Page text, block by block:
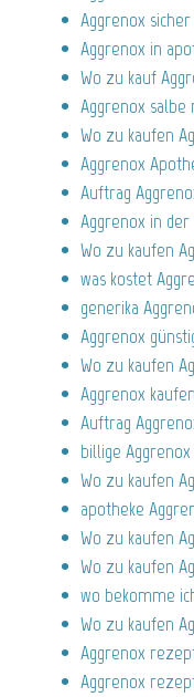
Aggrenox
Aggrenox in
Wo zu kauf
Aggrenox
Wo zu kaufen
Aggrenox
Auftrag
Aggrenox in
Wo zu kaufen
was kostet
generika
Aggrenox
Wo zu kaufen
Aggrenox
Auftrag
billige Aggrenox
Wo zu kaufen
apotheke
Wo zu kaufen
Wo zu kaufen
wo bekomme
Wo zu kaufen
Aggrenox
Aggrenox